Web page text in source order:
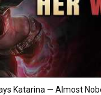
Katarina — Almost